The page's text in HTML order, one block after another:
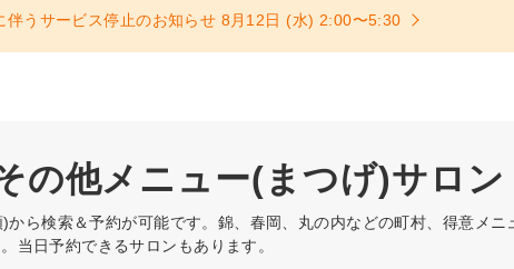
伴うサービス停止のお知らせ 8月12日 (水) 2:00〜5:30
の他メニュー(まつげ)サロン
から検索＆予約が可能です。錦、春岡、丸の内などの町村、得意メニ
当日予約できるサロンもあります。